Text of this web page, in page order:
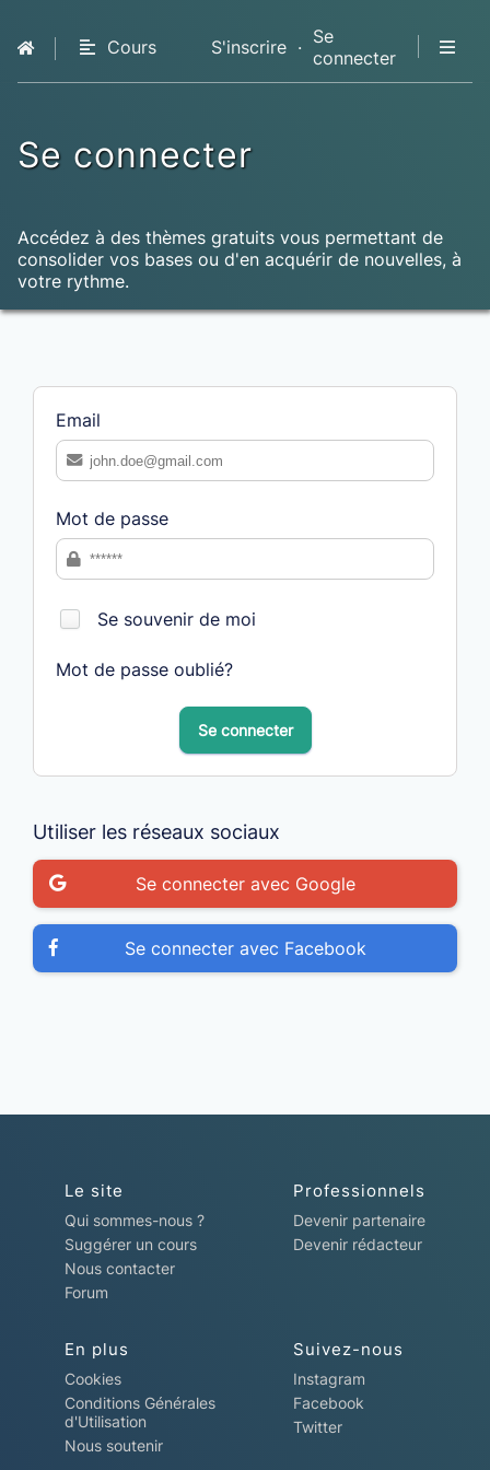
Cours
S'inscrire · Se
connecter
Se connecter
Accédez à des thèmes gratuits vous permettant de
consolider vos bases ou d'en acquérir de nouvelles, à
votre rythme.
Email
Mot de passe
Se souvenir de moi
Mot de passe oublié?
Se connecter
Utiliser les réseaux sociaux
Se connecter avec Google
Se connecter avec Facebook
Le site
Qui sommes-nous ?
Suggérer un cours
Nous contacter
Forum
Professionnels
Devenir partenaire
Devenir rédacteur
En plus
Cookies
Conditions Générales
d'Utilisation
Nous soutenir
Suivez-nous
Instagram
Facebook
Twitter